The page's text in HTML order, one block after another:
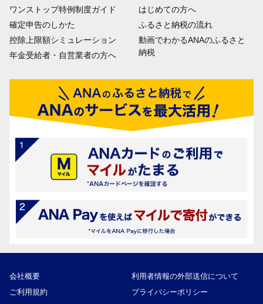
ワンストップ特例制度ガイド
確定申告のしかた
控除上限額シミュレーション
年金受給者・自営業者の方へ
はじめての方へ
ふるさと納税の流れ
動画でわかるANAのふるさと
納税
会社概要
利用者情報の外部送信について
ご利用規約
プライバシーポリシー